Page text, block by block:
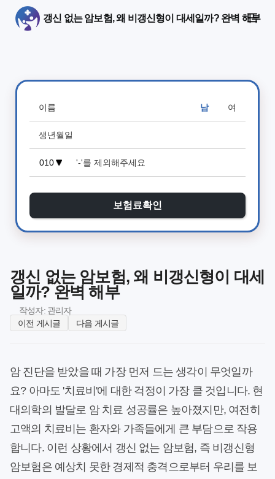
갱신 없는 암보험, 왜 비갱신형이 대세일까? 완벽 해부
남 여
보험료확인
갱신 없는 암보험, 왜 비갱신형이 대세
일까? 완벽 해부
작성자: 관리자
이전 게시글
다음 게시글
암 진단을 받았을 때 가장 먼저 드는 생각이 무엇일까
요? 아마도 '치료비'에 대한 걱정이 가장 클 것입니다. 현
대의학의 발달로 암 치료 성공률은 높아졌지만, 여전히
고액의 치료비는 환자와 가족들에게 큰 부담으로 작용
합니다. 이런 상황에서 갱신 없는 암보험, 즉 비갱신형
암보험은 예상치 못한 경제적 충격으로부터 우리를 보